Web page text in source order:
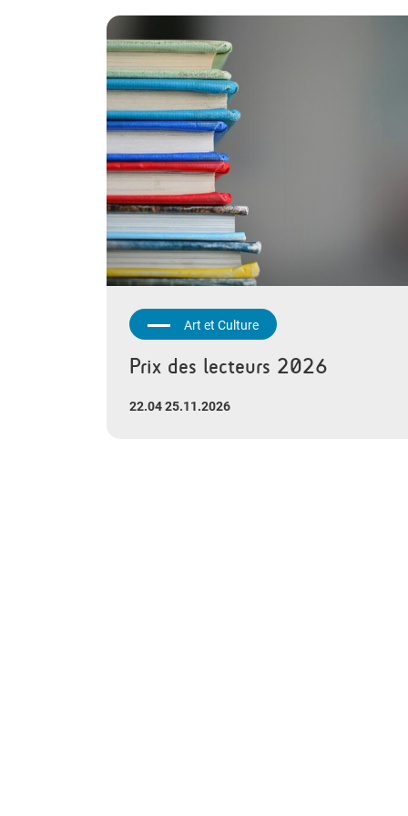
Art et Culture
Prix des lecteurs 2026
22.04 25.11.2026